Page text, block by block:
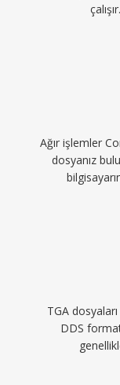
Ağır işlemler
dosyanız
TGA
DDS